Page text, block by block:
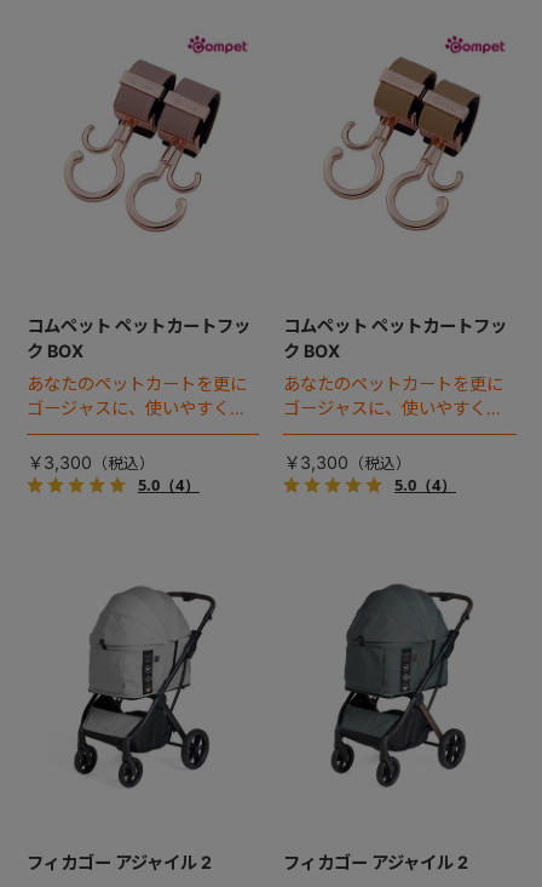
コムペット ペットカートフッ
ク BOX
あなたのペットカートを更に
ゴージャスに、使いやすく！
着せ替えベルト付き「ペット
カートフック」登場！
￥3,300
5.0（4）
コムペット ペットカートフッ
ク BOX
あなたのペットカートを更に
ゴージャスに、使いやすく！
着せ替えベルト付き「ペット
カートフック」登場！
￥3,300
5.0（4）
フィカゴー アジャイル 2
フィカゴー アジャイル 2